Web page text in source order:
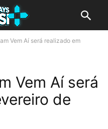
Vem Aí será realizado em
Vem Aí será
de